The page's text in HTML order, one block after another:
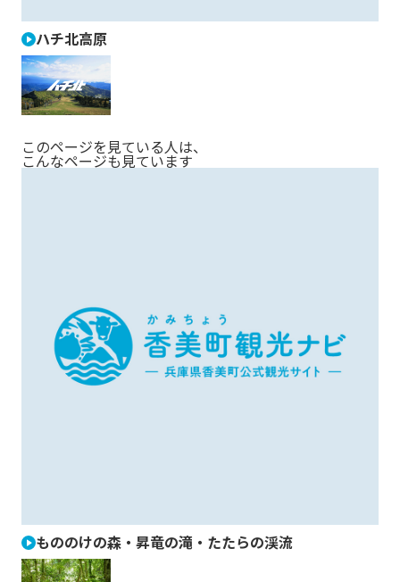
ハチ北高原
このページを見ている人は、
こんなページも見ています
もののけの森・昇竜の滝・たたらの渓流